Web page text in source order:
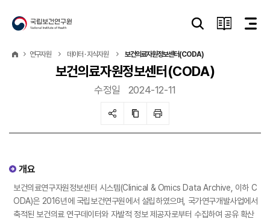
연구자원 데이터 · 지식자원 보건의료자원정보센터(CODA)
보건의료자원정보센터(CODA)
수정일 2024-12-11
개요
보건의료연구자원정보센터 시스템(Clinical & Omics Data Archive, 이하 C
ODA)은 2016년에 국립보건연구원에서 설립하였으며, 국가연구개발사업에서
축적된 보건의료 연구데이터와 자발적 정보 제공자로부터 수집하여 공유 확산